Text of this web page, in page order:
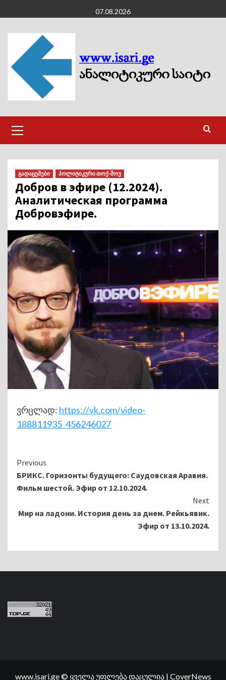
to
content
07.08.2026
Menu
გადაცემები პოლიტიკური თოქ-შოუ
Добров в эфире (12.2024).
Аналитическая программа
Добровэфире.
ვრცლად: https://vk.com/video-
188811935_456246027
Continue
Reading
Previous
БРИКС. Горизонты будущего: Саудовская Аравия.
Фильм шестой. Эфир от 12.10.2024.
Next
Мир на ладони. История день за днем. Рейкьявик.
Эфир от 13.10.2024.
www.isari.ge © ყველა უფლება დაცულია | CoverNews